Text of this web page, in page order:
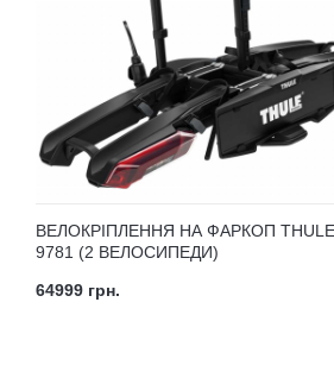
ВЕЛОКРІПЛЕННЯ НА ФАРКОП THULE
9781 (2 ВЕЛОСИПЕДИ)
64999 грн.